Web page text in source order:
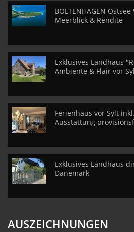
BOLTENHAGEN
Meerblick & Rendite
Exklusives Landhaus
Ambiente & Flair vor
Ferienhaus vor Sylt
Ausstattung
Exklusives Landhaus
Dänemark
AUSZEICHNUNGEN